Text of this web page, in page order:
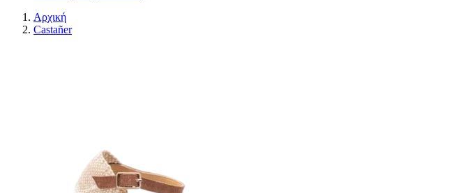
Αρχική
Castañer